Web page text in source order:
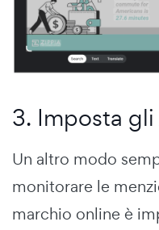
3. Imposta
Un altro modo
monitorare le
marchio online è